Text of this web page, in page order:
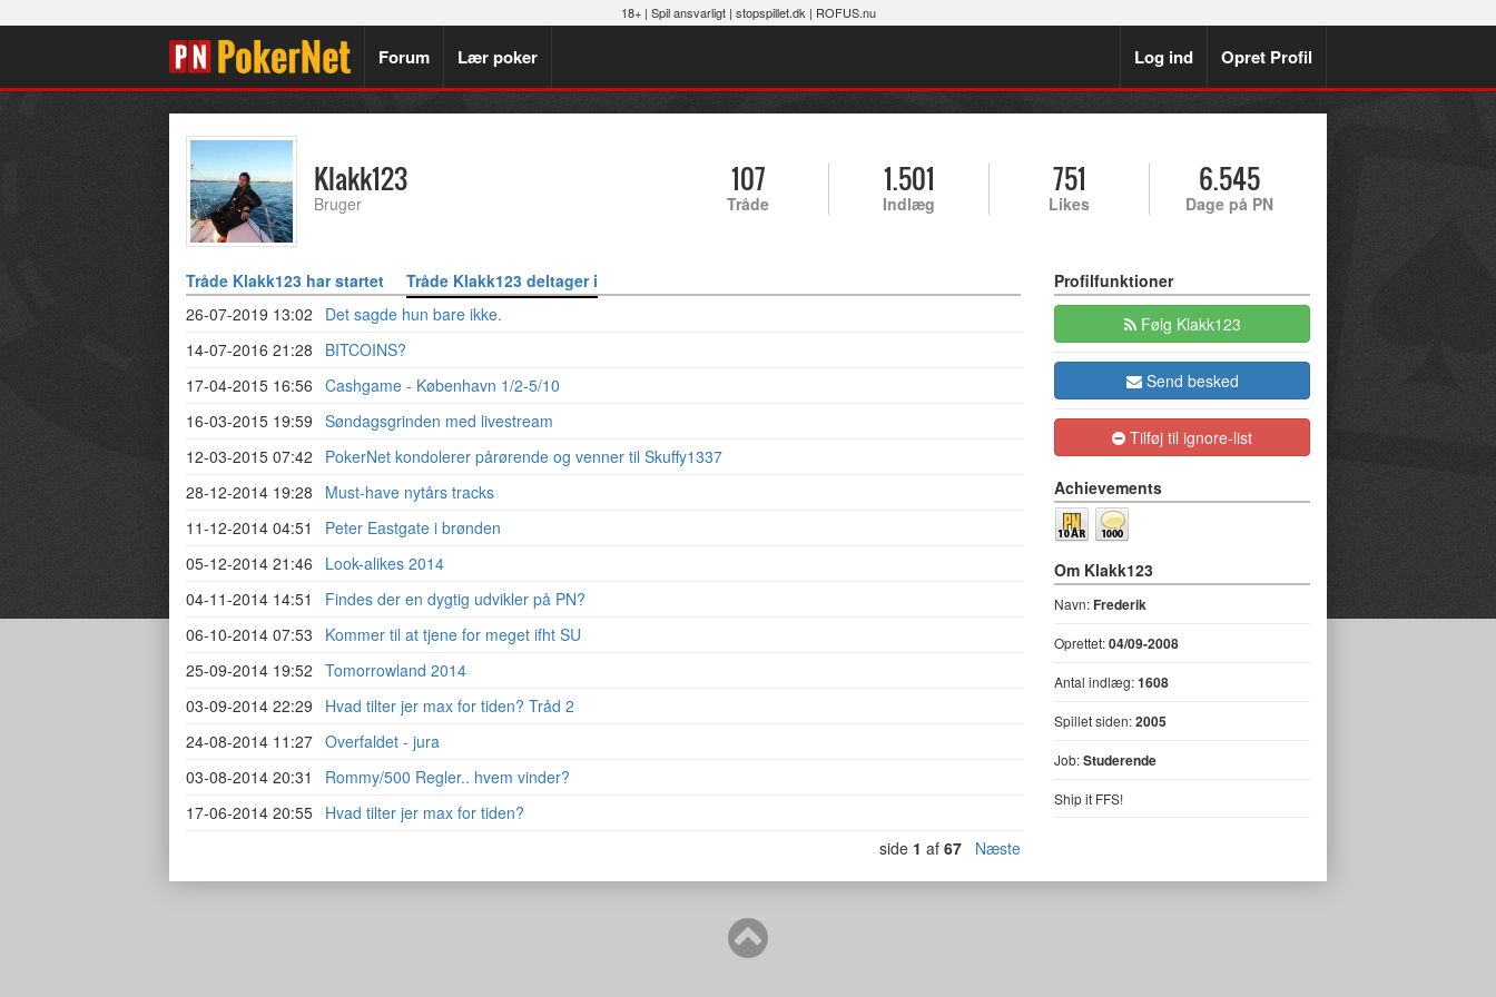
18+ | Spil ansvarligt| stopspillet.dk | ROFUS.nu
Forum Lær poker Log ind Opret Profil
Klakk123
Bruger
107
Tråde
1.501
Indlæg
751
Likes
6.545
Dage på PN
Tråde Klakk123 har startet
Tråde Klakk123 deltager i
26-07-2019 13:02
Det sagde hun bare ikke.
14-07-2016 21:28
BITCOINS?
17-04-2015 16:56 Cashgame - København 1/2-5/10
16-03-2015 19:59 Søndagsgrinden med livestream
12-03-2015 07:42
PokerNet kondolerer pårørende og venner til Skuffy1337
28-12-2014 19:28
Must-have nytårs tracks
11-12-2014 04:51
Peter Eastgate i brønden
05-12-2014 21:46
Look-alikes 2014
04-11-2014 14:51
Findes der en dygtig udvikler på PN?
06-10-2014 07:53
Kommer til at tjene for meget ifht SU
25-09-2014 19:52 Tomorrowland 2014
03-09-2014 22:29
Hvad tilter jer max for tiden? Tråd 2
24-08-2014 11:27 Overfaldet - jura
03-08-2014 20:31
Rommy/500 Regler.. hvem vinder?
17-06-2014 20:55 Hvad tilter jer max for tiden?
side 1 af 67 Næste
Profilfunktioner
Følg Klakk123
Send besked
Tilføj til ignore-list
Achievements
Om Klakk123
Navn:Frederik
Oprettet:04/09-2008
Antal indlæg:1608
Spillet siden:2005
Job:Studerende
Ship it FFS!